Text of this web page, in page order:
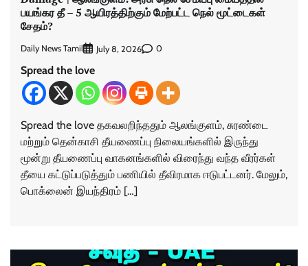
பயங்கர தீ – 5 ஆயிரத்திற்கும் மேற்பட்ட நெல் மூட்டைகள்
சேதம்?
Daily News Tamil July 8, 2026 0
Spread the love
Spread the love தகவலறிந்ததும் ஆலங்குளம், சுரண்டை
மற்றும் தென்காசி தீயணைப்பு நிலையங்களில் இருந்து
மூன்று தீயணைப்பு வாகனங்களில் விரைந்து வந்த வீரர்கள்
தீயை கட்டுப்படுத்தும் பணியில் தீவிரமாக ஈடுபட்டனர். மேலும்,
பொக்லைன் இயந்திரம் […]